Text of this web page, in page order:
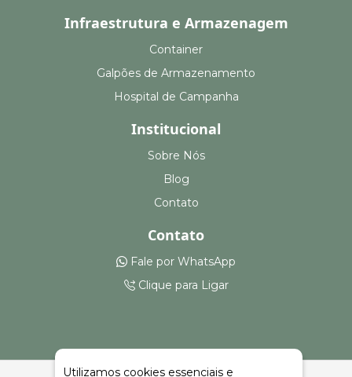
Infraestrutura e Armazenagem
Container
Galpões de Armazenamento
Hospital de Campanha
Institucional
Sobre Nós
Blog
Contato
Contato
Fale por WhatsApp
Clique para Ligar
Utilizamos cookies essenciais e